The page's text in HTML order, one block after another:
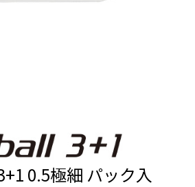
0.5極細 パック入